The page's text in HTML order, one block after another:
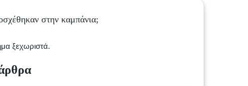
στην καμπάνια;
ξεχωριστά.